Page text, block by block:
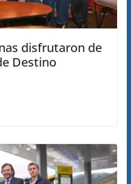
disfrutaron de
Destino